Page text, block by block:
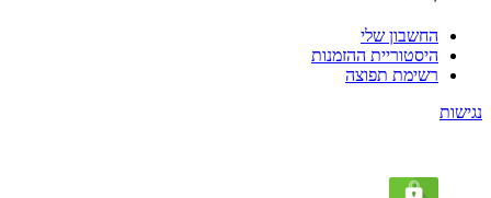
החשבון שלי
היסטוריית ההזמנות
רשימת תפוצה
נגישות